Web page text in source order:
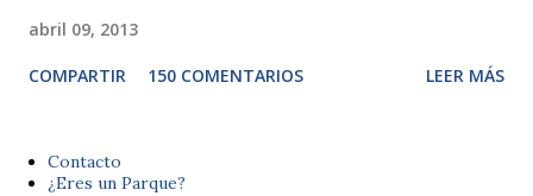
abril 09, 2013
COMPARTIR 150 COMENTARIOS LEER MÁS
Contacto
¿Eres un Parque?